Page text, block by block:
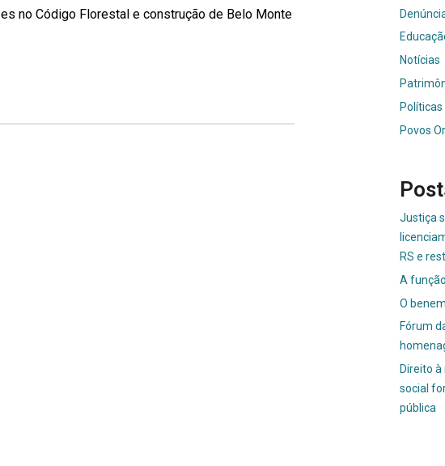
no Código Florestal e construção de Belo Monte
Notícias
Povos
Justiça
RS e
A
O
Fórum
Direito
social
pública